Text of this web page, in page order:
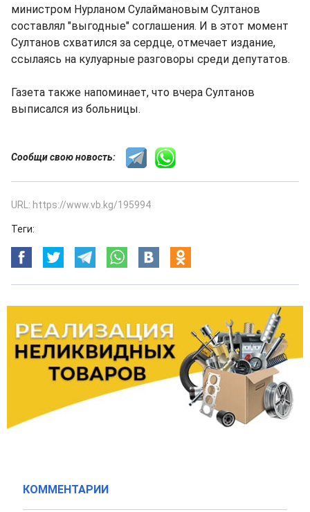
министром Нурланом Сулаймановым Султанов
составлял "выгодные" соглашения. И в этот момент
Султанов схватился за сердце, отмечает издание,
ссылаясь на кулуарные разговоры среди депутатов.
Газета также напоминает, что вчера Султанов
выписался из больницы.
Сообщи свою новость:
URL: https://www.vb.kg/195994
Теги:
КОММЕНТАРИИ